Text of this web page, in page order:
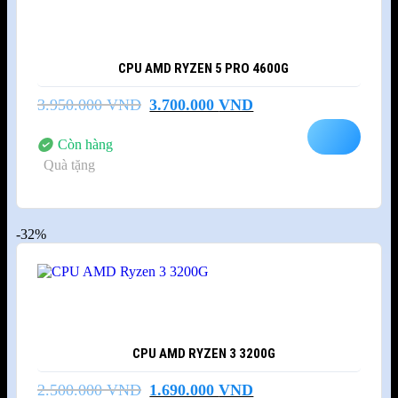
CPU AMD RYZEN 5 PRO 4600G
3.950.000VND Giá
3.700.000VND
Còn hàng
Quà tặng
-32%
CPU AMD RYZEN 3 3200G
2.500.000VND Giá
1.690.000VND